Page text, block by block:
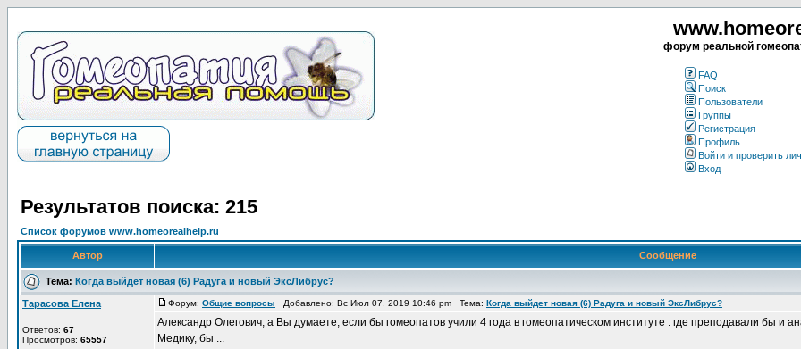
форум реальной
FAQ
Поиск
Пользователи
Группы
Регистрация
Профиль
Войти и проверить
Вход
Результатов поиска: 215
Список форумов www.homeorealhelp.ru
Автор Сообщение
Тема: Когда выйдет новая (6) Радуга и новый ЭксЛибрус?
Тарасова Елена
Ответов: 67
Просмотров: 65557
Форум: Общие вопросы Добавлено: Вс Июл 07, 2019 10:46 pm Тема: Когда выйдет новая (6) Радуга и новый ЭксЛибрус?
Александр Олегович, а Вы думаете, если бы гомеопатов учили 4 года в гомеопатическом институте . где преподавали бы
Медику, бы ...